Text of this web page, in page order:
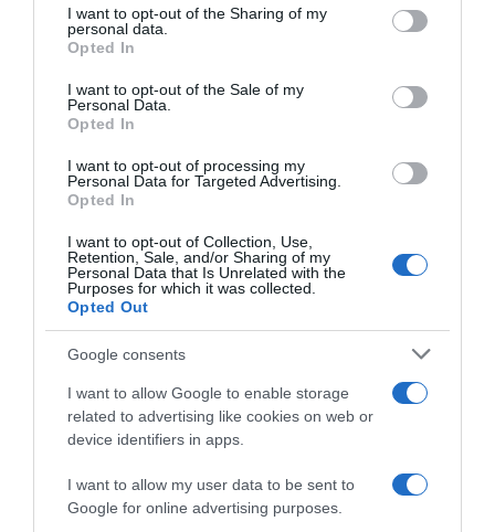
not limited to your visit or usage behaviour. You may click to
grant or deny consent to Google and its third-party tags to
use your data for below specified purposes in below Google
consent section.
I want to opt-out of the Sharing of my
personal data.
Opted In
I want to opt-out of the Sale of my
Personal Data.
Opted In
I want to opt-out of processing my
Personal Data for Targeted Advertising.
Opted In
I want to opt-out of Collection, Use,
Retention, Sale, and/or Sharing of my
Personal Data that Is Unrelated with the
Purposes for which it was collected.
Opted Out
Google consents
I want to allow Google to enable storage
related to advertising like cookies on web or
device identifiers in apps.
I want to allow my user data to be sent to
Google for online advertising purposes.
Κρίσιμες στιγμές για τον 36χρονο που
δέχθηκε επίθεση με οξύ – “Υπάρχει
κίνδυνος” για τα μάτια του – Τι αναφέρουν οι
γιατροί
Αναμένεται να κάνει νέα χειρουργεία, θα
ακολουθήσουν θεραπείες